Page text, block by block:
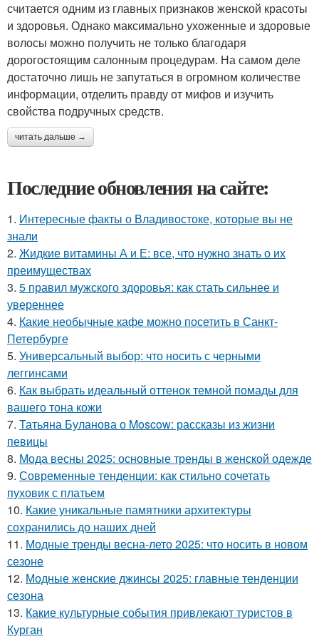
считается одним из главных признаков женской красоты
и здоровья. Однако максимально ухоженные и здоровые
волосы можно получить не только благодаря
дорогостоящим салонным процедурам. На самом деле
достаточно лишь не запутаться в огромном количестве
информации, отделить правду от мифов и изучить
свойства подручных средств.
читать дальше →
Последние обновления на сайте:
1. Интересные факты о Владивостоке, которые вы не
знали
2. Жидкие витамины А и Е: все, что нужно знать о их
преимуществах
3. 5 правил мужского здоровья: как стать сильнее и
увереннее
4. Какие необычные кафе можно посетить в Санкт-
Петербурге
5. Универсальный выбор: что носить с черными
леггинсами
6. Как выбрать идеальный оттенок темной помады для
вашего тона кожи
7. Татьяна Буланова о Moscow: рассказы из жизни
певицы
8. Мода весны 2025: основные тренды в женской одежде
9. Современные тенденции: как стильно сочетать
пуховик с платьем
10. Какие уникальные памятники архитектуры
сохранились до наших дней
11. Модные тренды весна-лето 2025: что носить в новом
сезоне
12. Модные женские джинсы 2025: главные тенденции
сезона
13. Какие культурные события привлекают туристов в
Курган